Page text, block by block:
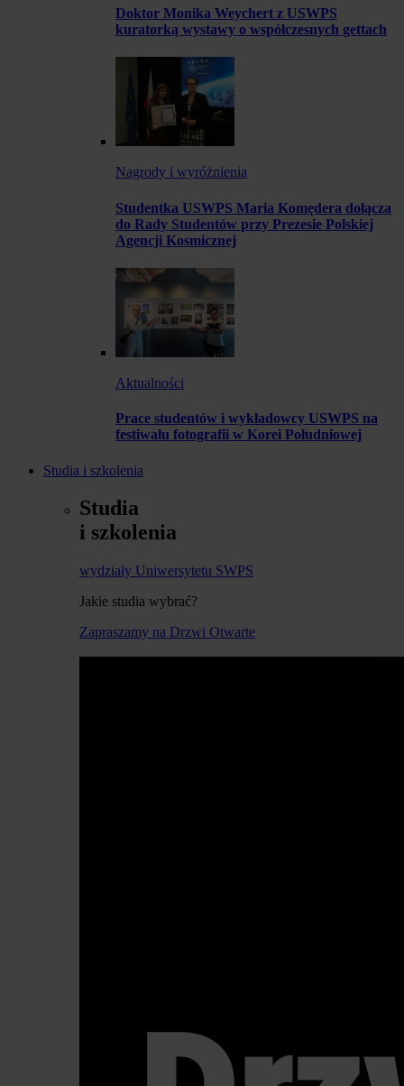
Doktor Monika Weychert z USWPS
kuratorką wystawy o współczesnych gettach
Nagrody i wyróżnienia
Studentka USWPS Maria Komędera dołącza
do Rady Studentów przy Prezesie Polskiej
Agencji Kosmicznej
Aktualności
Prace studentów i wykładowcy USWPS na
festiwalu fotografii w Korei Południowej
Studia i szkolenia
Studia
i szkolenia
wydziały Uniwersytetu SWPS
Jakie studia wybrać?
Zapraszamy na Drzwi Otwarte